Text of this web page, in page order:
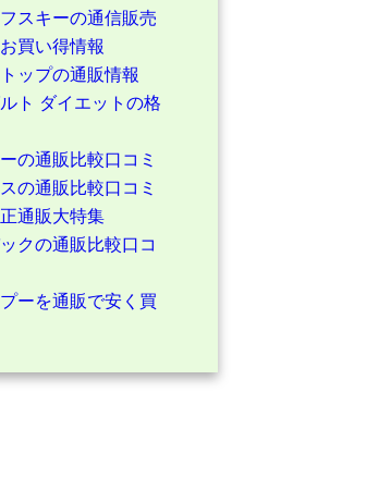
スキーの通信販売
買い得情報
ップの通販情報
ト ダイエットの格
の通販比較口コミ
の通販比較口コミ
通販大特集
クの通販比較口コ
ーを通販で安く買